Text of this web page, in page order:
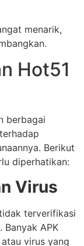
menarik,
Hot51
berbagai
Berikut
diperhatikan:
Virus
terverifikasi
Banyak APK
virus yang